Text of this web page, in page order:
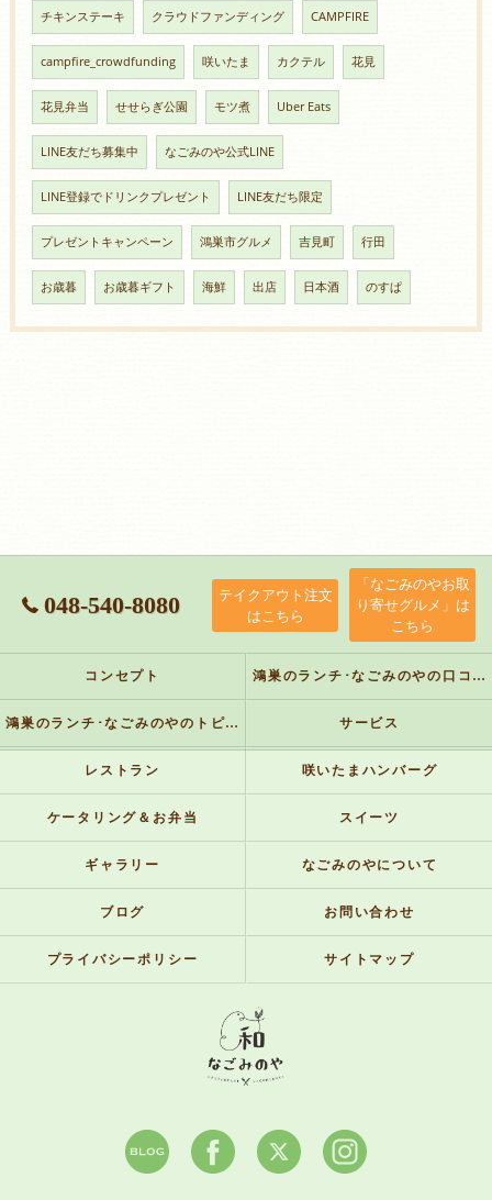
チキンステーキ クラウドファンディング CAMPFIRE
campfire_crowdfunding 咲いたま カクテル 花見
花見弁当 せせらぎ公園 モツ煮 Uber Eats
LINE友だち募集中 なごみのや公式LINE
LINE登録でドリンクプレゼント LINE友だち限定
プレゼントキャンペーン 鴻巣市グルメ 吉見町 行田
お歳暮 お歳暮ギフト 海鮮 出店 日本酒 のすぱ
048-540-8080
テイクアウト注文
はこちら
「なごみのやお取
り寄せグルメ」は
こちら
コンセプト 鴻巣のランチ･なごみのやの口コミ情報
鴻巣のランチ･なごみのやのトピックス サービス
レストラン 咲いたまハンバーグ
ケータリング＆お弁当 スイーツ
ギャラリー なごみのやについて
ブログ お問い合わせ
プライバシーポリシー サイトマップ